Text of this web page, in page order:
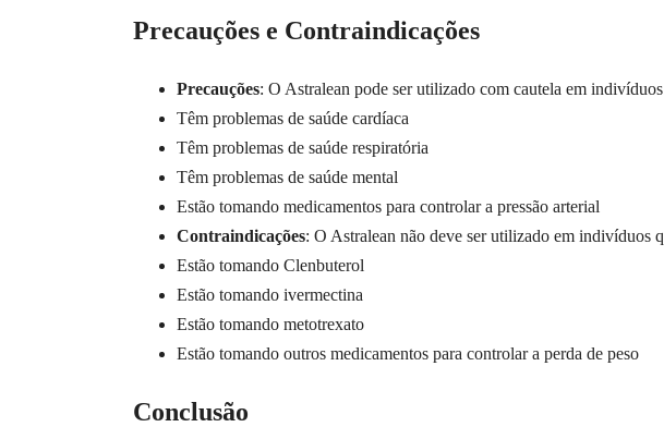
Precauções e Contraindicações
Precauções: O Astralean pode ser utilizado com cautela em
Têm problemas de saúde cardíaca
Têm problemas de saúde respiratória
Têm problemas de saúde mental
Estão tomando medicamentos para controlar a pressão arterial
Contraindicações: O Astralean não deve ser utilizado em indivíduos
Estão tomando Clenbuterol
Estão tomando ivermectina
Estão tomando metotrexato
Estão tomando outros medicamentos para controlar a perda de peso
Conclusão